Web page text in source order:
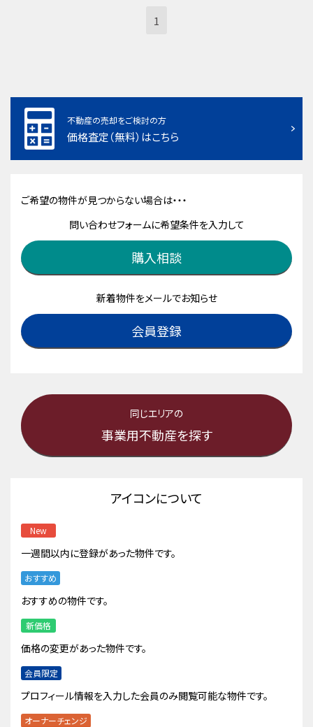
1
不動産の売却をご検討の方
価格査定（無料）はこちら
ご希望の物件が見つからない場合は・・・
問い合わせフォームに希望条件を入力して
購入相談
新着物件をメールでお知らせ
会員登録
同じエリアの
事業用不動産を探す
アイコンについて
New
一週間以内に登録があった物件です。
おすすめ
おすすめの物件です。
新価格
価格の変更があった物件です。
会員限定
プロフィール情報を入力した会員のみ閲覧可能な物件です。
オーナーチェンジ